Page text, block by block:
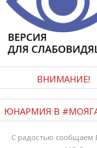
ВНИМАНИЕ!
ЮНАРМИЯ В
С радостью сообщаем